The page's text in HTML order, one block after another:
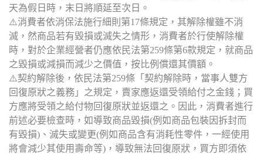
天為假日時，末日將順延至次日。
⚠️消費者依消保法施行細則第17條規定，其解除權雖不消
滅，然商品若有毀損或滅失之情形，消費者於行使解除權
時，對於企業經營者仍應依民法第259條第6款規定，就商品
之毀損或減損而減少之價值，按比例償還其價額。
⚠️契約解除後，依民法第259條「契約解除時，當事人雙方
回復原狀之義務」之規定，賣家應返還受領給付之金錢；買
方應將受領之給付物回復原狀並返還之。因此，消費者進行
前述必要檢查時，如導致商品毀損(例如商品包裝因拆封而
有毀損)、滅失或變更(例如商品含有消耗性零件，一經使用
將會減少其使用壽命等)，導致無法回復原狀，買方即須依